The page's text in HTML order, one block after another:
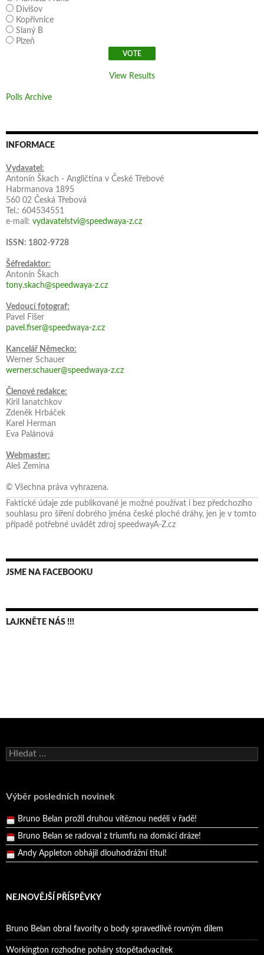
Divišov
Kopřivnice
Slaný B
Plzeň
View Results
Polls Archive
INFORMACE
Vydavatel:
Antonín Škach - Angličtina v České Třebové
Habrmanova 1895
560 02 Česká Třebová
Tel.: 604534551
e-mail: vydavatelstvi@speedwaya-z.cz
ISSN: 1802-9728
Šéfredaktor:
Antonín Škach
tony.skach@speedwaya-z.cz
Vedoucí fotograf:
Pavel Fišer
pavel.fiser@speedwaya-z.cz
Kancelář Německo:
Werner Schauer
werner.schauer@speedwaya-z.cz
Členové redakce:
Kiril Ianatchkov
Zdeněk Hrbáček
Karel Herman
Eva Palánová
Webmaster:
Aleš Zemina
© Všechna práva vyhrazena.
Faktické údaje zde publikované je možné používat i bez předchozího
souhlasu pro šíření dobrého jména české ploché dráhy, jen je v tomto
případě potřebné uvádět zdroj speedwayA-Z.cz
JSME NA FACEBOOKU
LAJKNĚTE NÁS !!!
Vyhledávání
Výběr posledních novinek
Bruno Belan se radoval z triumfu na domácí dráze!
Pražský přebor neskrblil překvapeními!
Bruno Belan prožil druhou vítěznou neděli v řadě!
Bruno Belan se radoval z triumfu na domácí dráze!
Andy Appleton obhájil dlouhodrážní titul!
NEJNOVĚJŠÍ PŘÍSPĚVKY
Bruno Belan obral favority o body spravedlivě rovným dílem
Workington rozhodne poháry stopětadvacítek